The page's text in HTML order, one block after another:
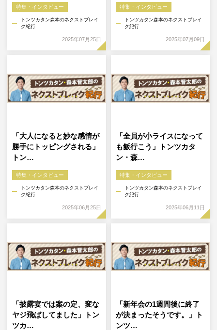
特集・インタビュー
トンツカタン森本のネクストブレイ
ク紀行
2025年07月25日
特集・インタビュー
トンツカタン森本のネクストブレイ
ク紀行
2025年07月09日
「大人になると妙な感情が
勝手にトッピングされる」
トン…
特集・インタビュー
トンツカタン森本のネクストブレイ
ク紀行
2025年06月25日
「全員が小ライスになって
も飯行こう」トンツカタ
ン・森…
特集・インタビュー
トンツカタン森本のネクストブレイ
ク紀行
2025年06月11日
「披露宴では案の定、変な
ヤジ飛ばしてました」トン
ツカ…
「新年会の1週間後に終了
が決まったそうです。」ト
ンツ…